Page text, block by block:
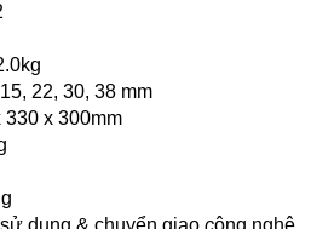
22, 30, 38 mm
x 300mm